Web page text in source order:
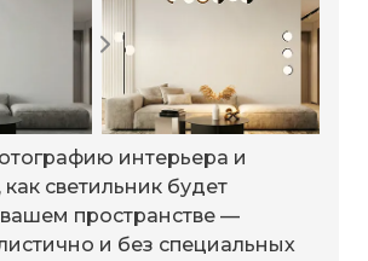
интерьера и
светильник будет
вашем пространстве —
и без специальных